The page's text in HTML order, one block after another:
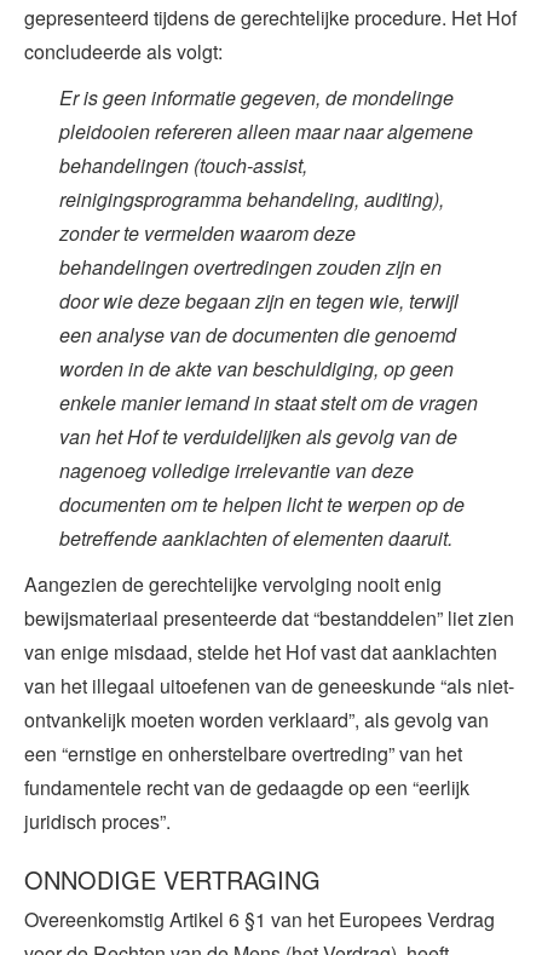
gepresenteerd tijdens de gerechtelijke procedure. Het Hof
concludeerde als volgt:
Er is geen informatie gegeven, de mondelinge
pleidooien refereren alleen maar naar algemene
behandelingen (touch-assist,
reinigingsprogramma behandeling, auditing),
zonder te vermelden waarom deze
behandelingen overtredingen zouden zijn en
door wie deze begaan zijn en tegen wie, terwijl
een analyse van de documenten die genoemd
worden in de akte van beschuldiging, op geen
enkele manier iemand in staat stelt om de vragen
van het Hof te verduidelijken als gevolg van de
nagenoeg volledige irrelevantie van deze
documenten om te helpen licht te werpen op de
betreffende aanklachten of elementen daaruit.
Aangezien de gerechtelijke vervolging nooit enig
bewijsmateriaal presenteerde dat “bestanddelen” liet zien
van enige misdaad, stelde het Hof vast dat aanklachten
van het illegaal uitoefenen van de geneeskunde “als niet-
ontvankelijk moeten worden verklaard”, als gevolg van
een “ernstige en onherstelbare overtreding” van het
fundamentele recht van de gedaagde op een “eerlijk
juridisch proces”.
ONNODIGE VERTRAGING
Overeenkomstig Artikel 6 §1 van het Europees Verdrag